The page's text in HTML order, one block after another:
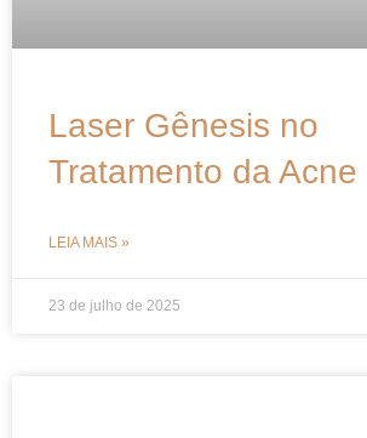
Laser Gênesis no
Tratamento da Acne
LEIA MAIS »
23 de julho de 2025